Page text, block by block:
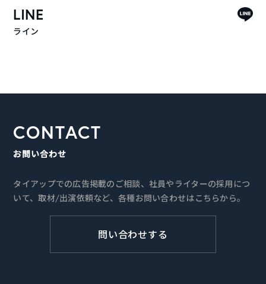
LINE
ライン
CONTACT
お問い合わせ
タイアップでの広告掲載のご相談、社員やライターの採用につ
いて、取材/出演依頼など、各種お問い合わせはこちらから。
問い合わせする